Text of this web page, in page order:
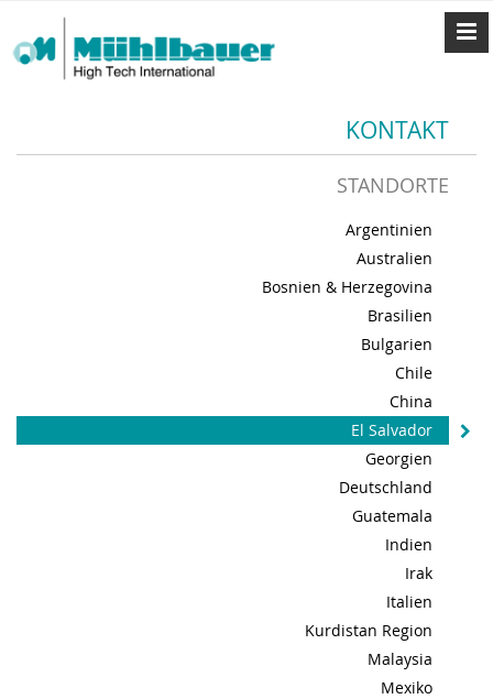
KONTAKT
STANDORTE
Argentinien
Australien
Bosnien & Herzegovina
Brasilien
Bulgarien
Chile
China
El Salvador
Georgien
Deutschland
Guatemala
Indien
Irak
Italien
Kurdistan Region
Malaysia
Mexiko